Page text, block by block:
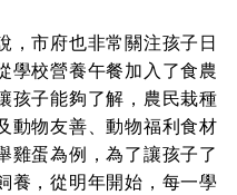
，市府也非常關注孩子日
學校營養午餐加入了食農
孩子能夠了解，農民栽種
動物友善、動物福利食材
雞蛋為例，為了讓孩子了
養，從明年開始，每一學